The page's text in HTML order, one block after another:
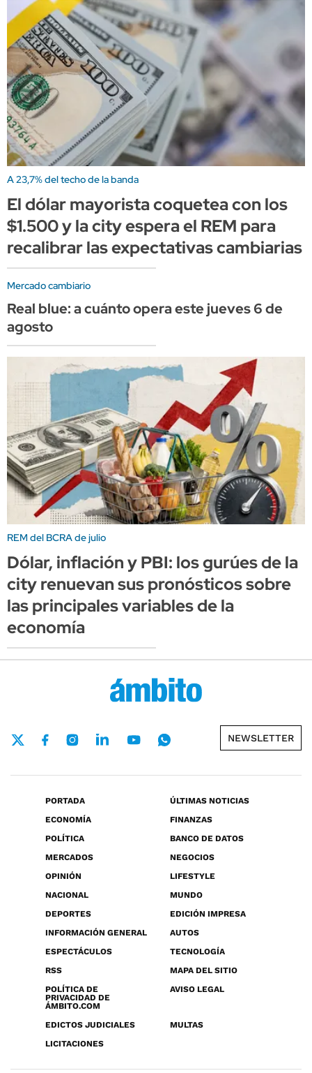
A 23,7% del techo de la banda
El dólar mayorista coquetea con los
$1.500 y la city espera el REM para
recalibrar las expectativas cambiarias
Mercado cambiario
Real blue: a cuánto opera este jueves 6 de
agosto
REM del BCRA de julio
Dólar, inflación y PBI: los gurúes de la
city renuevan sus pronósticos sobre
las principales variables de la
economía
NEWSLETTER
PORTADA
ÚLTIMAS NOTICIAS
ECONOMÍA
FINANZAS
POLÍTICA
BANCO DE DATOS
MERCADOS
NEGOCIOS
OPINIÓN
LIFESTYLE
NACIONAL
MUNDO
DEPORTES
EDICIÓN IMPRESA
INFORMACIÓN GENERAL
AUTOS
ESPECTÁCULOS
TECNOLOGÍA
RSS
MAPA DEL SITIO
POLÍTICA DE
PRIVACIDAD DE
ÁMBITO.COM
AVISO LEGAL
EDICTOS JUDICIALES
MULTAS
LICITACIONES